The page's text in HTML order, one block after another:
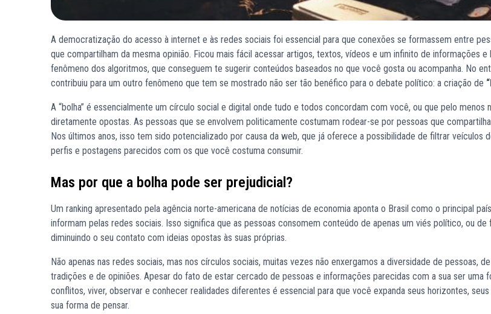
A democratização do acesso à internet e às redes sociais foi essencial para que conexões se formassem entre
que compartilham da mesma opinião. Ficou mais fácil acessar artigos, textos, vídeos e um infinito de informações e
fenômeno dos algoritmos, que conseguem te sugerir conteúdos baseados no que você gosta ou acompanha. No
contribuiu para um outro fenômeno que tem se mostrado não ser tão benéfico para o debate político: a criação de
A “bolha” é essencialmente um círculo social e digital onde tudo e todos concordam com você, ou que pelo menos
diretamente opostas. As pessoas que se envolvem politicamente costumam rodear-se por pessoas que
Nos últimos anos, isso tem sido potencializado por causa da web, que já oferece a possibilidade de filtrar veículos
perfis e postagens parecidos com os que você costuma consumir.
Mas por que a bolha pode ser prejudicial?
Um ranking apresentado pela agência norte-americana de notícias de economia aponta o Brasil como o principal
informam pelas redes sociais. Isso significa que as pessoas consomem conteúdo de apenas um viés político, ou de
diminuindo o seu contato com ideias opostas às suas próprias.
Não apenas nas redes sociais, mas nos círculos sociais, muitas vezes não enxergamos a diversidade de pessoas,
tradições e de opiniões. Apesar do fato de estar cercado de pessoas e informações parecidas com a sua ser uma
conflitos, viver, observar e conhecer realidades diferentes é essencial para que você expanda seus horizontes,
sua forma de pensar.